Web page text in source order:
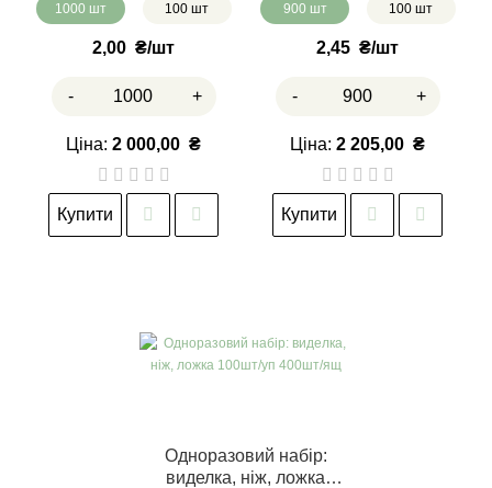
1000 шт
100 шт
2,00 ₴
- +
Ціна: 2 000,00 ₴
Купити
900 шт
100 шт
2,45 ₴
- +
Ціна: 2 205,00 ₴
Купити
Одноразовий набір:
виделка, ніж, ложка